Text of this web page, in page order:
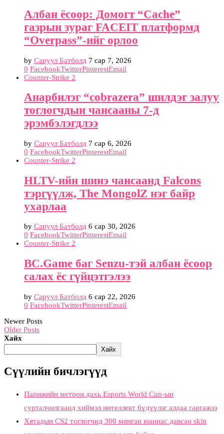
Албан ёсоор: Домогт “Cache”
газрын зураг FACEIT платформд
“Overpass”-ийг орлоо
by Саруул Батболд 7 сар 7, 2026
0 FacebookTwitterPinterestEmail
Counter-Strike 2
Анарбилэг “cobrazera” шилдэг залуу
тоглогчдын чансааны 7-д
эрэмбэлэгдлээ
by Саруул Батболд 7 сар 6, 2026
0 FacebookTwitterPinterestEmail
Counter-Strike 2
HLTV-ийн шинэ чансаанд Falcons
тэргүүлж, The MongolZ нэг байр
ухарлаа
by Саруул Батболд 6 сар 30, 2026
0 FacebookTwitterPinterestEmail
Counter-Strike 2
BC.Game баг Senzu-тэй албан ёсоор
салах ёс гүйцэтгэлээ
by Саруул Батболд 6 сар 22, 2026
0 FacebookTwitterPinterestEmail
Newer Posts
Older Posts
Хайх
Хайх
Сүүлийн бичлэгүүд
Парижийн метрон дахь Esports World Cup-ын
сурталчилгаанд хиймэл интеллект бүдүүлэг алдаа гаргажээ
Хятадын CS2 тоглогчид 300 мянган юаниас давсан skin